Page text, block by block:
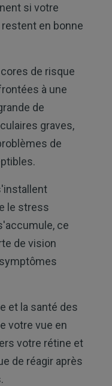
si votre
en bonne
de risque
à une
de
graves,
de
le stress
ce
de vision
et la santé des
votre vue en
votre rétine et
de réagir après